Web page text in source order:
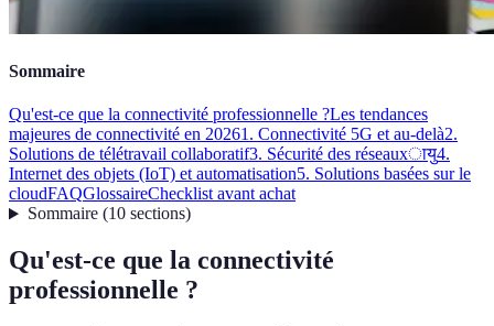
Sommaire
Qu'est-ce que la connectivité professionnelle ?Les tendances
majeures de connectivité en 20261. Connectivité 5G et au-delà2.
Solutions de télétravail collaboratif3. Sécurité des réseauxायु4.
Internet des objets (IoT) et automatisation5. Solutions basées sur le
cloudFAQGlossaireChecklist avant achat
Sommaire(10 sections)
Qu'est-ce que la connectivité
professionnelle ?